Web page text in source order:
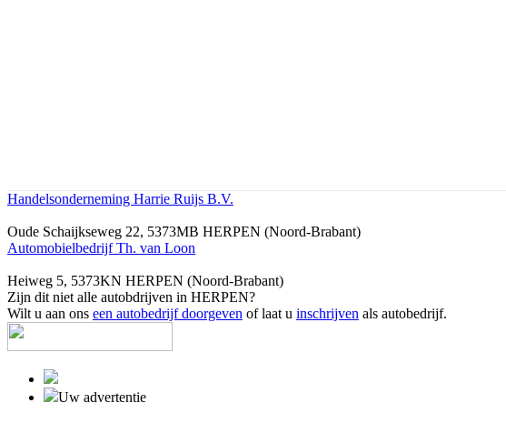
Handelsonderneming Harrie Ruijs B.V.
Oude Schaijkseweg 22, 5373MB HERPEN (Noord-Brabant)
Automobielbedrijf Th. van Loon
Heiweg 5, 5373KN HERPEN (Noord-Brabant)
Zijn dit niet alle autobdrijven in HERPEN?
Wilt u aan ons een autobedrijf doorgeven of laat u inschrijven als autobedrijf.
Uw advertentie